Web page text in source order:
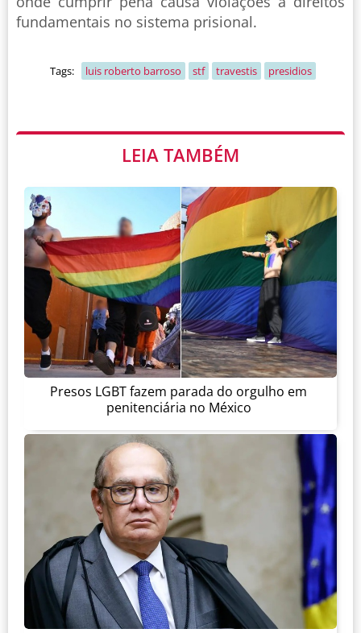
fundamentais no sistema prisional.
Tags: luis roberto barroso stf travestis presidios
LEIA TAMBÉM
Presos LGBT fazem parada do orgulho em
penitenciária no México